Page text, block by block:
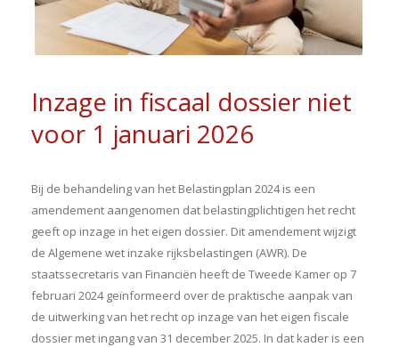
Inzage in fiscaal dossier niet
voor 1 januari 2026
Bij de behandeling van het Belastingplan 2024 is een
amendement aangenomen dat belastingplichtigen het recht
geeft op inzage in het eigen dossier. Dit amendement wijzigt
de Algemene wet inzake rijksbelastingen (AWR). De
staatssecretaris van Financiën heeft de Tweede Kamer op 7
februari 2024 geïnformeerd over de praktische aanpak van
de uitwerking van het recht op inzage van het eigen fiscale
dossier met ingang van 31 december 2025. In dat kader is een